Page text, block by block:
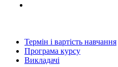
Термін і вартість навчання
Програма курсу
Викладачі